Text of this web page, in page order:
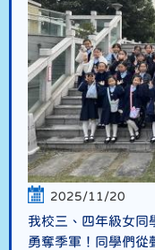
2025/11/20
我校三、四年級女同
勇奪季軍！同學們從